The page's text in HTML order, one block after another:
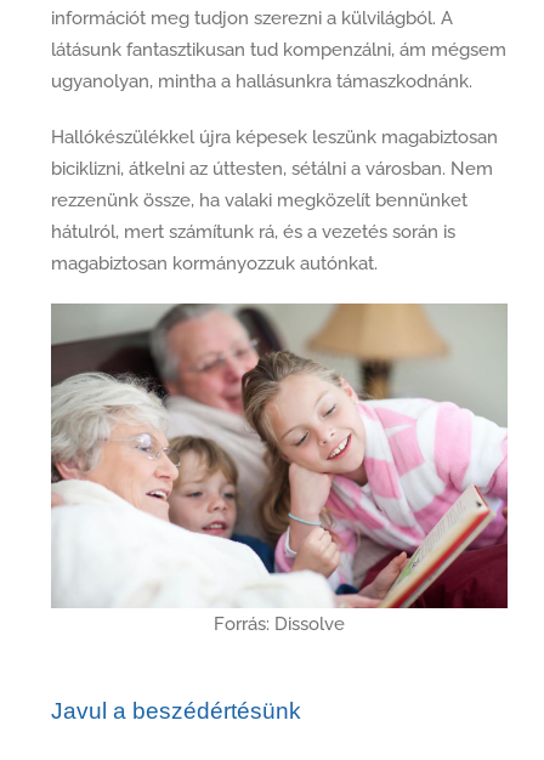
információt meg tudjon szerezni a külvilágból. A
látásunk fantasztikusan tud kompenzálni, ám mégsem
ugyanolyan, mintha a hallásunkra támaszkodnánk.
Hallókészülékkel újra képesek leszünk magabiztosan
biciklizni, átkelni az úttesten, sétálni a városban. Nem
rezzenünk össze, ha valaki megközelít bennünket
hátulról, mert számítunk rá, és a vezetés során is
magabiztosan kormányozzuk autónkat.
Forrás: Dissolve
Javul a beszédértésünk